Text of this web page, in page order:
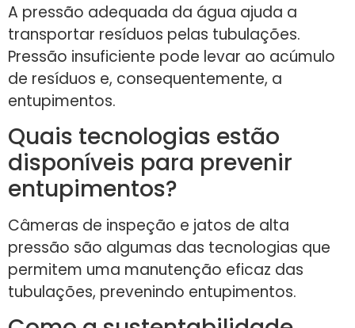
A pressão adequada da água ajuda a
transportar resíduos pelas tubulações.
Pressão insuficiente pode levar ao acúmulo
de resíduos e, consequentemente, a
entupimentos.
Quais tecnologias estão
disponíveis para prevenir
entupimentos?
Câmeras de inspeção e jatos de alta
pressão são algumas das tecnologias que
permitem uma manutenção eficaz das
tubulações, prevenindo entupimentos.